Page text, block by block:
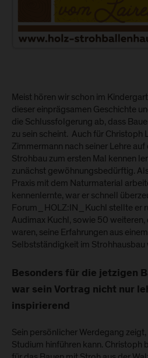
Meist hören wir schon im
dieser einprägsamen Geschichte
die Schlussfolgerung ab, dass
zu sein scheint. Auch für Christoph
Zimmermann nach seiner Lehre
Strohbau zum ersten Mal kennen
zunächst gewöhnungsbedürftig.
Praxis mit dem Naturmaterial
kennenlernte, war er schnell
Forum_HOLZ:IN_Kuchl stellte er
Audimax Kuchl, sowie 50
waren, seine Erfahrungen aus
Selbstständigkeit im Strohhausbau
Besonders für die jetzigen
war sein Vortrag nicht nur
inspirierend
Sein persönlicher Werdegang
Studium hinführen kann. Christoph